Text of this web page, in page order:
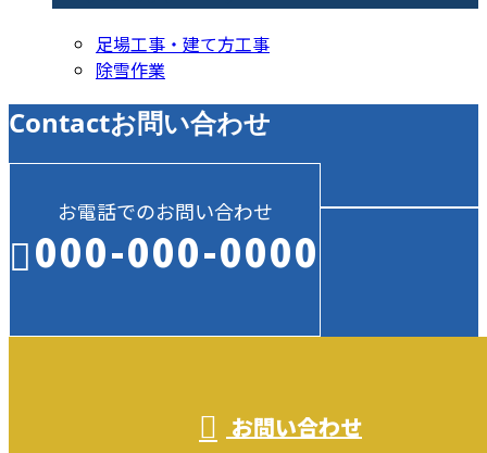
足場工事・建て方工事
除雪作業
Contactお問い合わせ
お電話でのお問い合わせ
000-000-0000
お問い合わせ